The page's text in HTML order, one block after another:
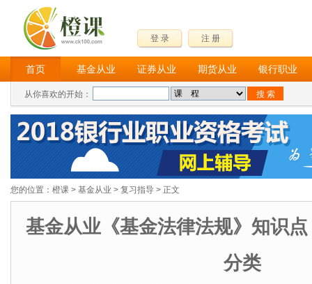
登 录 注 册
首页 基金从业 证券从业 期货从业 银行职业
从你喜欢的开始：
您的位置： 橙课 > 基金从业 > 复习指导 > 正文
基金从业《基金法律法规》知识
分类